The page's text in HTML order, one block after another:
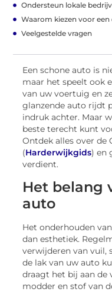
Ondersteun lokale
Waarom kiezen voor
Veelgestelde vragen
Een schone auto is
maar het speelt ook
van uw voertuig en
glanzende auto rijdt
indruk achter. Maar
beste terecht kunt
Ontdek alles over de
(Harderwijkgids) en
verdient.
Het belang
auto
Het onderhouden
dan esthetiek.
verwijderen van vuil,
de lak van uw auto
draagt het bij aan de
modder en stof van